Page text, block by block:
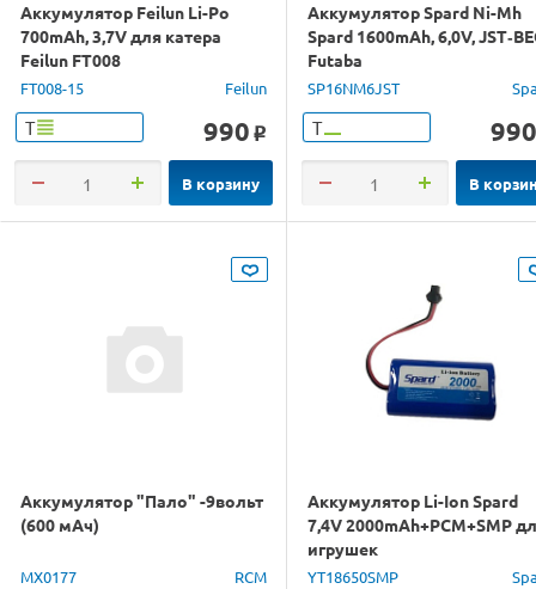
Аккумулятор Feilun Li-Po
700mAh, 3,7V для катера
Feilun FT008
FT008-15 Feilun
Т 990 o
В корзину
Аккумулятор Spard Ni-Mh
Spard 1600mAh, 6,0V,
Futaba
SP16NM6JST
Т 990
В
Аккумулятор "Пало" -9вольт
(600 мАч)
MX0177 RCM
Аккумулятор Li-Ion Spard
7,4V 2000mAh+PCM+SMP
игрушек
YT18650SMP